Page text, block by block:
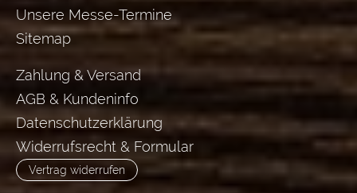
Unsere Messe-Termine
Sitemap
Zahlung & Versand
AGB & Kundeninfo
Datenschutzerklärung
Widerrufsrecht & Formular
Vertrag widerrufen